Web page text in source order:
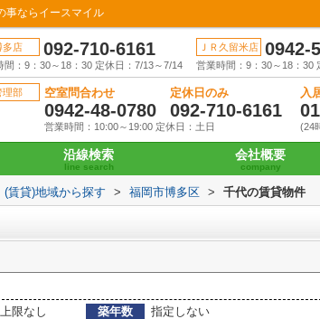
事ならイースマイル
多店 092-710-6161
間：9：30～18：30 定休日：7/13～7/14
ＪＲ久留米店 0942-
営業時間：9：30～18：30
理部 空室問合わせ
0942-48-0780
定休日のみ
092-710-6161
営業時間：10:00～19:00 定休日：土日
入
(24
沿線検索
line search
会社概要
company
(賃貸)地域から探す > 福岡市博多区 > 千代の賃貸物件
限なし 築年数
指定しない